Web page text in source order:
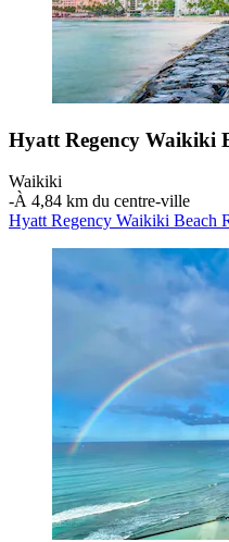
Hyatt Regency Waikiki
Waikiki
‐À 4,84 km du centre-ville
Hyatt Regency Waikiki Beach